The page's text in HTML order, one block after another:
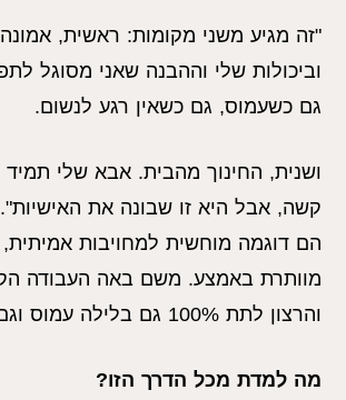
"זה מגיע משני מקומות: ראשית,
וביכולות שלי וההבנה שאני מסוגל
גם כשעמוס, גם כשאין רגע לנשום.
ושנית, החינוך מהבית. אבא שלי
קשה, אבל היא זו שבונה את
הם דוגמה מוחשית למחויבות
מוותרת באמצע. משם באה העבודה
והרצון לתת 100% גם בלילה עמוס וגם ביום רגוע."
מה למדת מכל הדרך הזו?